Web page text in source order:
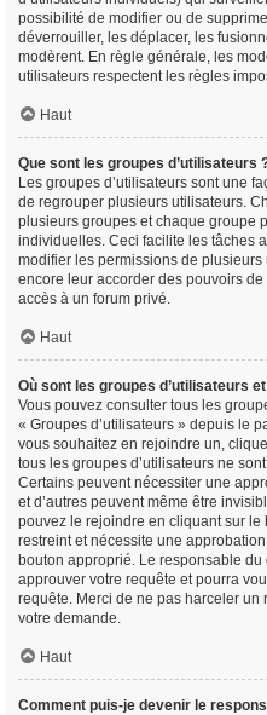
possibilité de modifier ou de
déverrouiller, les déplacer, les
modèrent. En règle générale, les
utilisateurs respectent les règles
Haut
Que sont les groupes d’utilisateurs
Les groupes d’utilisateurs sont une
de regrouper plusieurs utilisateurs.
plusieurs groupes et chaque groupe
individuelles. Ceci facilite les tâches
modifier les permissions de
encore leur accorder des pouvoirs
accès à un forum privé.
Haut
Où sont les groupes d’utilisateurs
Vous pouvez consulter tous les
« Groupes d’utilisateurs » depuis le
vous souhaitez en rejoindre un,
tous les groupes d’utilisateurs ne
Certains peuvent nécessiter une
et d’autres peuvent même être
pouvez le rejoindre en cliquant sur
restreint et nécessite une
bouton approprié. Le responsable
approuver votre requête et pourra
requête. Merci de ne pas harceler un
votre demande.
Haut
Comment puis-je devenir le